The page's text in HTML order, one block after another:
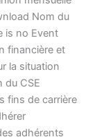
Nom du
is no Event
financière et
la situation
du CSE
fins de carrière
adhérents